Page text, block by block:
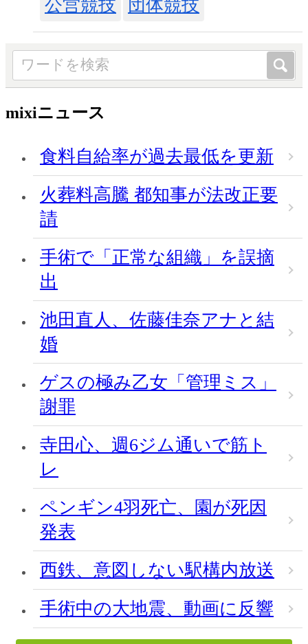
公営競技
団体競技‎
mixiニュース
食料自給率が過去最低を更新
火葬料高騰 都知事が法改正要
請
手術で「正常な組織」を誤摘
出
池田直人、佐藤佳奈アナと結
婚
ゲスの極み乙女「管理ミス」
謝罪
寺田心、週6ジム通いで筋ト
レ
ペンギン4羽死亡、園が死因
発表
西鉄、意図しない駅構内放送
手術中の大地震、動画に反響